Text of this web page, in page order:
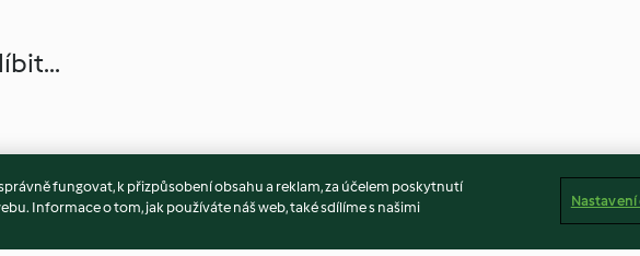
fungovat, k přizpůsobení obsahu a reklam, za účelem poskytnutí
Informace o tom, jak používáte náš web, také sdílíme s našimi